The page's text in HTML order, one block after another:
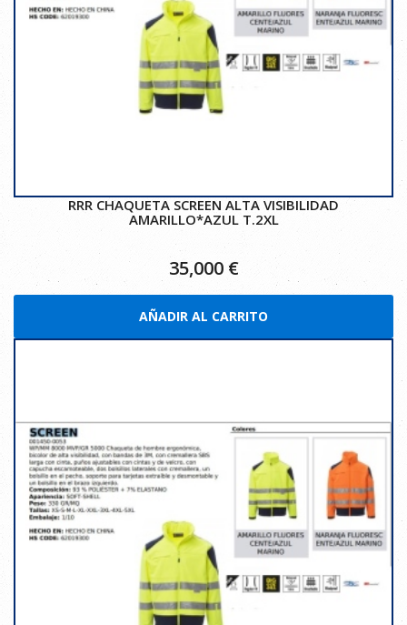
RRR CHAQUETA SCREEN ALTA VISIBILIDAD
AMARILLO*AZUL T.2XL
35,000€
AÑADIR AL CARRITO